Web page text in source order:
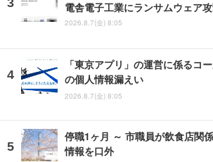
電舎電子工業にランサムウェア
2026.8.7(金) 8:05
「東京アプリ」の運営に係るコ
の個人情報漏えい
2026.8.7(金) 8:05
停職1ヶ月 ～ 市職員が飲食店関
情報を口外